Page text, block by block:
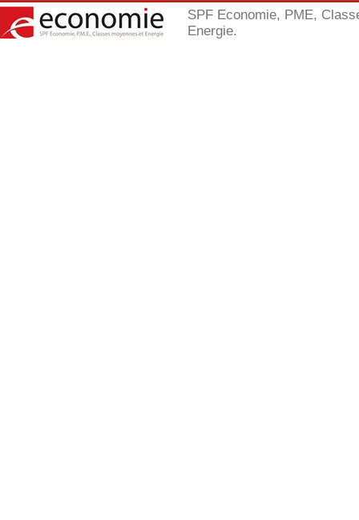
SPF Economie, PME,
Energie.